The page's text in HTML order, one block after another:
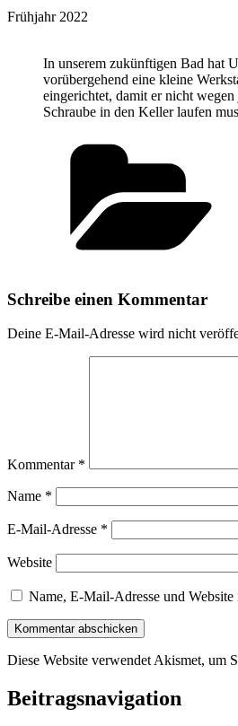
Frühjahr 2022
In unserem zukünftigen Bad hat
vorübergehend eine kleine
eingerichtet, damit er nicht wegen
Schraube in den Keller laufen
Schreibe einen Kommentar
Deine E-Mail-Adresse wird nicht
Kommentar *
Name *
E-Mail-Adresse *
Website
Name, E-Mail-Adresse und
Diese Website verwendet Akismet, um
Beitragsnavigation